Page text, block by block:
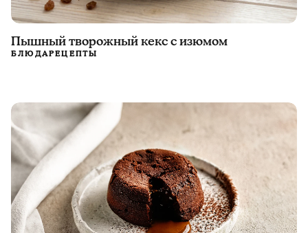
Пышный творожный кекс с изюмом
БЛЮДАРЕЦЕПТЫ